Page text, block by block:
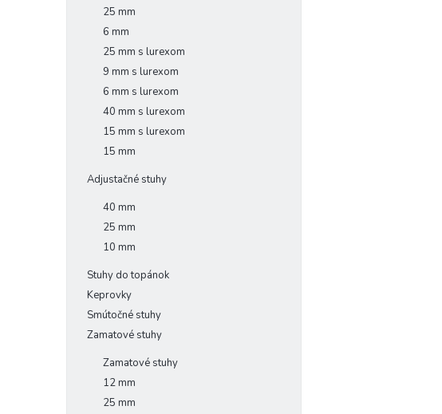
25 mm
6 mm
25 mm s lurexom
9 mm s lurexom
6 mm s lurexom
40 mm s lurexom
15 mm s lurexom
15 mm
Adjustačné stuhy
40 mm
25 mm
10 mm
Stuhy do topánok
Keprovky
Smútočné stuhy
Zamatové stuhy
Zamatové stuhy
12 mm
25 mm